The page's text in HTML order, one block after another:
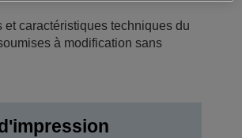
et caractéristiques techniques du
à modification sans